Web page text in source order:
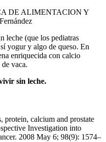
DE ALIMENTACION Y
leche (que los pediatras
yogur y algo de queso. En
enriquecida con calcio
vaca.
sin leche.
calcium and prostate
Investigation into
2008 May 6; 98(9): 1574–